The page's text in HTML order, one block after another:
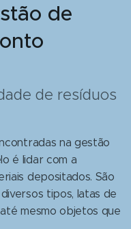
de
de resíduos
na gestão
é lidar com a
depositados. São
tipos, latas de
mesmo objetos que